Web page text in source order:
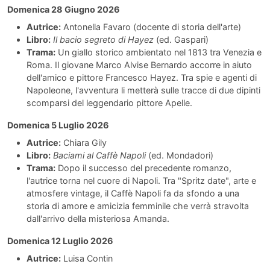
Domenica 28 Giugno 2026
Autrice: Antonella Favaro (docente di storia dell'arte)
Libro: Il bacio segreto di Hayez (ed. Gaspari)
Trama: Un giallo storico ambientato nel 1813 tra Venezia e
Roma. Il giovane Marco Alvise Bernardo accorre in aiuto
dell'amico e pittore Francesco Hayez. Tra spie e agenti di
Napoleone, l'avventura li metterà sulle tracce di due dipinti
scomparsi del leggendario pittore Apelle.
Domenica 5 Luglio 2026
Autrice: Chiara Gily
Libro: Baciami al Caffè Napoli(ed. Mondadori)
Trama: Dopo il successo del precedente romanzo,
l'autrice torna nel cuore di Napoli. Tra "Spritz date", arte e
atmosfere vintage, il Caffè Napoli fa da sfondo a una
storia di amore e amicizia femminile che verrà stravolta
dall'arrivo della misteriosa Amanda.
Domenica 12 Luglio 2026
Autrice: Luisa Contin